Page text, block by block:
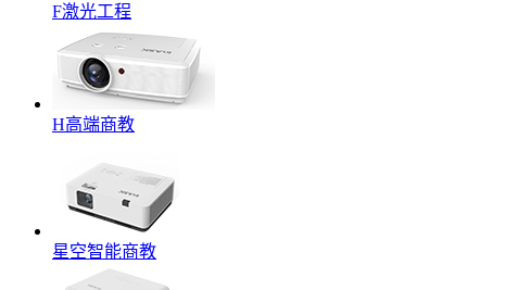
F激光工程
H高端商教
星空智能商教